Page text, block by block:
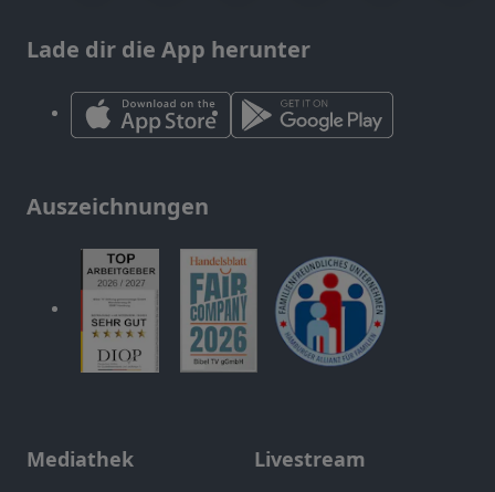
Lade dir die App herunter
Auszeichnungen
Mediathek Livestream